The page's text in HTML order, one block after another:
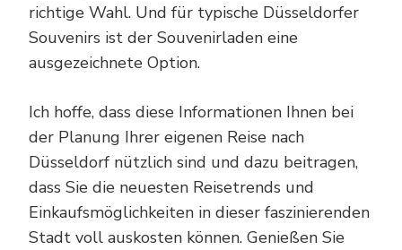
richtige Wahl. Und für typische Düsseldorfer
Souvenirs ist der Souvenirladen eine
ausgezeichnete Option.
Ich hoffe, dass diese Informationen Ihnen bei
der Planung Ihrer eigenen Reise nach
Düsseldorf nützlich sind und dazu beitragen,
dass Sie die neuesten Reisetrends und
Einkaufsmöglichkeiten in dieser faszinierenden
Stadt voll auskosten können. Genießen Sie